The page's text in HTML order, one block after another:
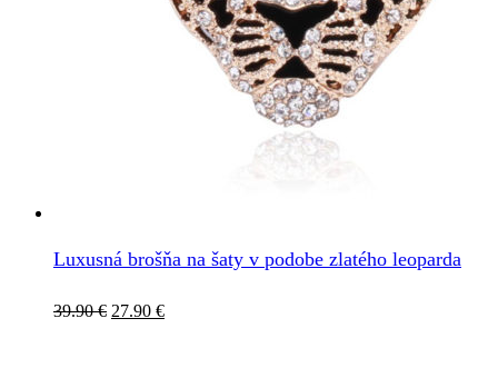
Luxusná brošňa na šaty v podobe zlatého leoparda
39.90€ Pôvodná
27.90 €Aktuálna